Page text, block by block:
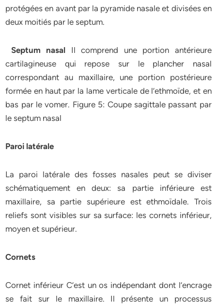
protégées en avant par la pyramide nasale et divisées en
deux moitiés par le septum.
Septum nasal Il comprend une portion antérieure
cartilagineuse qui repose sur le plancher nasal
correspondant au maxillaire, une portion postérieure
formée en haut par la lame verticale de l’ethmoïde, et en
bas par le vomer. Figure 5: Coupe sagittale passant par
le septum nasal
Paroi latérale
La paroi latérale des fosses nasales peut se diviser
schématiquement en deux: sa partie inférieure est
maxillaire, sa partie supérieure est ethmoïdale. Trois
reliefs sont visibles sur sa surface: les cornets inférieur,
moyen et supérieur.
Cornets
Cornet inférieur C’est un os indépendant dont l’encrage
se fait sur le maxillaire. Il présente un processus